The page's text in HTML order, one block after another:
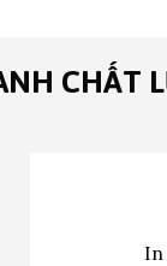
CHẤT
In